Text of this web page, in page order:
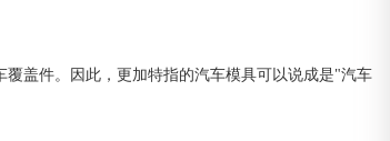
盖件。因此，更加特指的汽车模具可以说成是"汽车